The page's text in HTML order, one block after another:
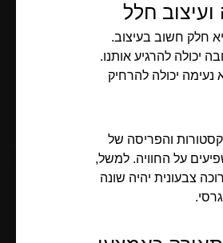
ועיצוב חלל
חלק חשוב בעיצוב.
יכולה להרגיע אותנו.
נעימה יכולה להרחיק
והפריסה של
על החוויה. למשל,
צבעונית יהיה שונה